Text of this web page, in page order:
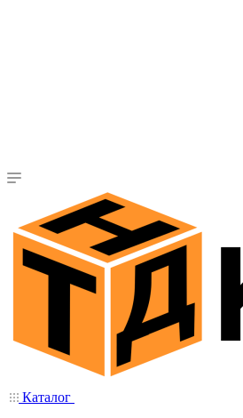
Каталог